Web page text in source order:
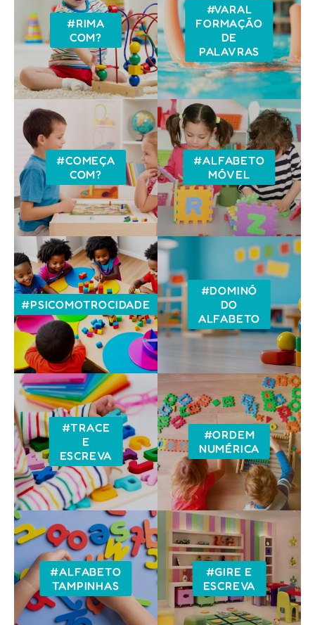
#RIMA
COM?
#VARAL
FORMAÇÃO
DE
PALAVRAS
#COMEÇA
COM?
#ALFABETO
MÓVEL
#PSICOMOTROCIDADE
#DOMINÓ
DO
ALFABETO
#TRACE
E
ESCREVA
#ORDEM
NUMÉRICA
#ALFABETO
TAMPINHAS
#GIRE E
ESCREVA